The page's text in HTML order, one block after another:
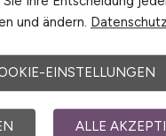
und ändern.
EINSTELLUNGEN
ALLE